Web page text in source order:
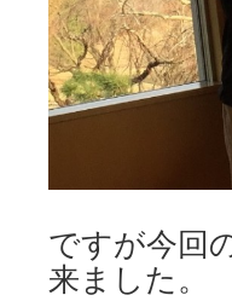
ですが今回
来ました。